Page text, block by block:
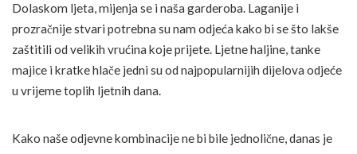
Dolaskom ljeta, mijenja se i naša garderoba. Laganije i
prozračnije stvari potrebna su nam odjeća kako bi se što lakše
zaštitili od velikih vrućina koje prijete. Ljetne haljine, tanke
majice i kratke hlače jedni su od najpopularnijih dijelova odjeće
u vrijeme toplih ljetnih dana.
Kako naše odjevne kombinacije ne bi bile jednolične, danas je